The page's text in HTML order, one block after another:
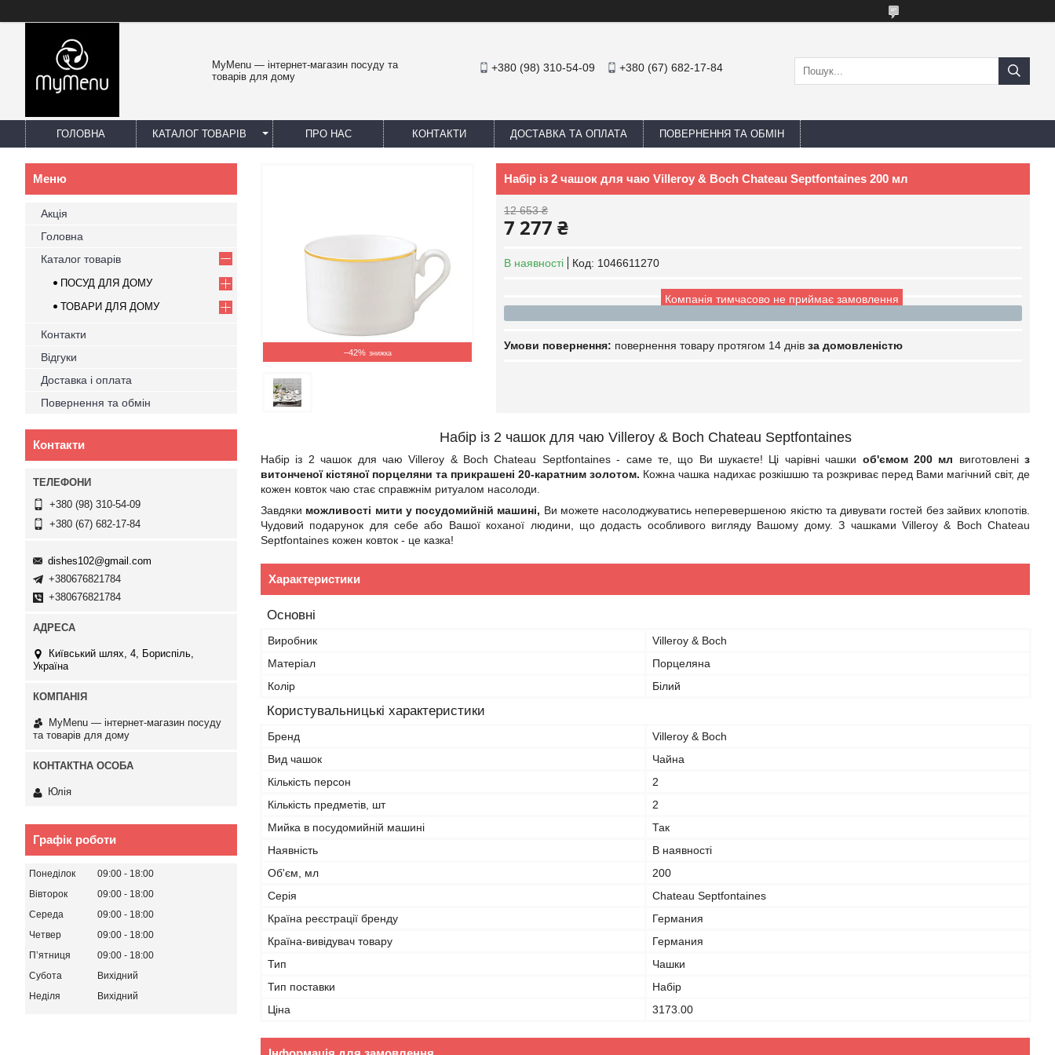
MyMenu — інтернет-магазин посуду та
товарів для дому
+380 (98) 310-54-09 +380 (67) 682-17-84
ГОЛОВНА КАТАЛОГ ТОВАРІВ ПРО НАС КОНТАКТИ ДОСТАВКА ТА ОПЛАТА ПОВЕРНЕННЯ ТА ОБМІН
–42%
Набір із 2 чашок для чаю Villeroy & Boch Chateau Septfontaines 200 мл
12 653 ₴
7 277 ₴
В наявності Код: 1046611270
Компанія тимчасово не приймає замовлення
повернення товару протягом 14 днів за домовленістю
Набір із 2 чашок для чаю Villeroy & Boch Chateau Septfontaines
Набір із 2 чашок для чаю Villeroy & Boch Chateau Septfontaines - саме те, що Ви шукаєте! Ці чарівні чашки об'ємом 200 мл виготовлені з
витонченої кістяної порцеляни та прикрашені 20-каратним золотом. Кожна чашка надихає розкішшю та розкриває перед Вами магічний світ, де
кожен ковток чаю стає справжнім ритуалом насолоди.
Завдяки можливості мити у посудомийній машині, Ви можете насолоджуватись неперевершеною якістю та дивувати гостей без зайвих клопотів.
Чудовий подарунок для себе або Вашої коханої людини, що додасть особливого вигляду Вашому дому. З чашками Villeroy & Boch Chateau
Septfontaines кожен ковток - це казка!
Характеристики
Основні
Виробник
Villeroy & Boch
Матеріал
Порцеляна
Колір
Білий
Користувальницькі характеристики
Бренд
Villeroy & Boch
Вид чашок
Чайна
Кількість персон
2
Кількість предметів, шт
2
Мийка в посудомийній машині
Так
Наявність
В наявності
Об'єм, мл
200
Серія
Chateau Septfontaines
Країна реєстрації бренду
Германия
Країна-вивідувач товару
Германия
Тип
Чашки
Тип поставки
Набір
Ціна
3173.00
Акція
Головна
Каталог товарів
ПОСУД ДЛЯ ДОМУ
ТОВАРИ ДЛЯ ДОМУ
Контакти
Відгуки
Доставка і оплата
Повернення та обмін
Контакти
+380 (98) 310-54-09
+380 (67) 682-17-84
dishes102@gmail.com
+380676821784
+380676821784
Київський шлях, 4, Бориспіль,
Україна
MyMenu — інтернет-магазин посуду
та товарів для дому
Юлія
Графік роботи
Понеділок 09:00
18:00
Вівторок
09:00
18:00
Середа
09:00
18:00
Четвер
09:00
18:00
Пʼятниця
09:00
18:00
Субота
Вихідний
Неділя
Вихідний